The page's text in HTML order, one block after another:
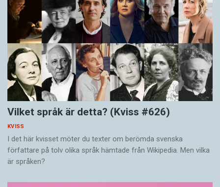
Vilket språk är detta? (Kviss #626)
KVISS
I det här kvisset möter du texter om berömda svenska
författare på tolv olika språk hämtade från Wikipedia. Men vilka
är språken?